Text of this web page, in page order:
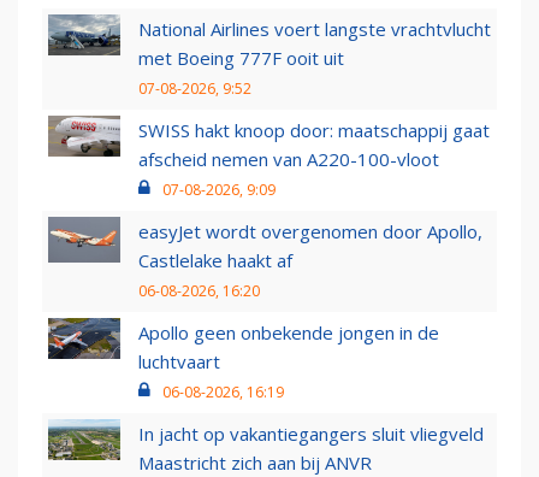
National Airlines voert langste vrachtvlucht
met Boeing 777F ooit uit
07-08-2026, 9:52
SWISS hakt knoop door: maatschappij gaat
afscheid nemen van A220-100-vloot
07-08-2026, 9:09
easyJet wordt overgenomen door Apollo,
Castlelake haakt af
06-08-2026, 16:20
Apollo geen onbekende jongen in de
luchtvaart
06-08-2026, 16:19
In jacht op vakantiegangers sluit vliegveld
Maastricht zich aan bij ANVR